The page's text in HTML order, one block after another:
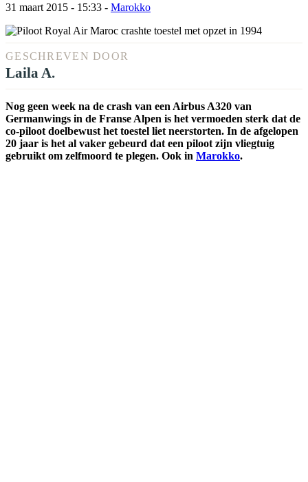
31 maart 2015 - 15:33 - Marokko
GESCHREVEN DOOR
Laila A.
Nog geen week na de crash van een Airbus A320 van
Germanwings in de Franse Alpen is het vermoeden sterk dat de
co-piloot doelbewust het toestel liet neerstorten. In de afgelopen
20 jaar is het al vaker gebeurd dat een piloot zijn vliegtuig
gebruikt om zelfmoord te plegen. Ook in Marokko.